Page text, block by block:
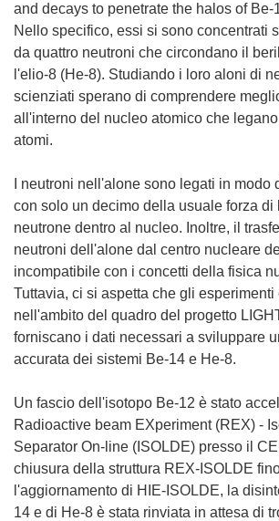
and decays to penetrate the halos of Be-
Nello specifico, essi si sono concentrati
da quattro neutroni che circondano il
l'elio-8 (He-8). Studiando i loro aloni di
scienziati sperano di comprendere
all'interno del nucleo atomico che
atomi.
I neutroni nell'alone sono legati in modo
con solo un decimo della usuale forza di
neutrone dentro al nucleo. Inoltre, il
neutroni dell'alone dal centro nucleare
incompatibile con i concetti della fisica
Tuttavia, ci si aspetta che gli esperimenti
nell'ambito del quadro del progetto
forniscano i dati necessari a sviluppare
accurata dei sistemi Be-14 e He-8.
Un fascio dell'isotopo Be-12 è stato
Radioactive beam EXperiment (REX) -
Separator On-line (ISOLDE) presso il
chiusura della struttura REX-ISOLDE
l'aggiornamento di HIE-ISOLDE, la
14 e di He-8 è stata rinviata in attesa di